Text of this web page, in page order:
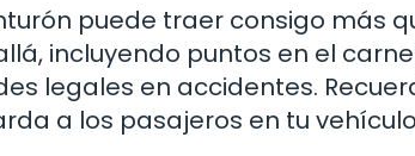
puede traer consigo más
incluyendo puntos en el
legales en accidentes.
a los pasajeros en tu